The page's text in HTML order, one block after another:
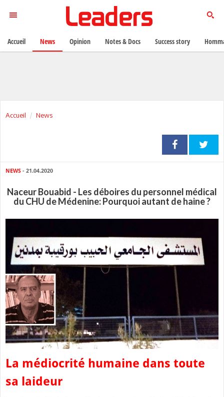
Accueil News
NEWS - 21.04.2020
Naceur Bouabid - Les déboires du personnel médical
du CHU de Médenine: Pourquoi autant de haine ?
La médiocrité humaine dans toute
sa laideur
Accueil News Opinion Notes & Docs Success story